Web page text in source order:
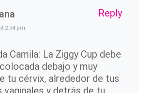
2:34 pm
Camila: La Ziggy Cup debe
debajo y muy
tu cérvix, alrededor de tus
vaginales y detrás de tu
Reply